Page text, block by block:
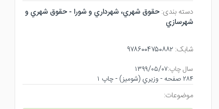
دسته بندی: حقوق شهري، شهرداري و شورا - حقوق شهري و
شهرسازي
شابک: ۹۷۸۶۰۰۴۷۵۰۸۸۲
سال چاپ:۱۳۹۹/۰۵/۰۷
۲۸۴ صفحه - وزيري (شوميز) - چاپ ۱
موضوعات: